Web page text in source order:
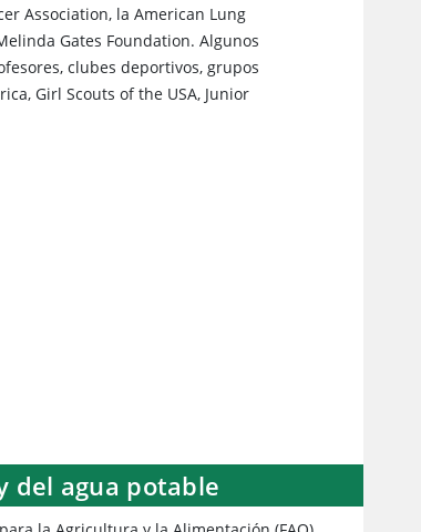
Association, la American Lung
Gates Foundation. Algunos
clubes deportivos, grupos
Girl Scouts of the USA, Junior
del agua potable